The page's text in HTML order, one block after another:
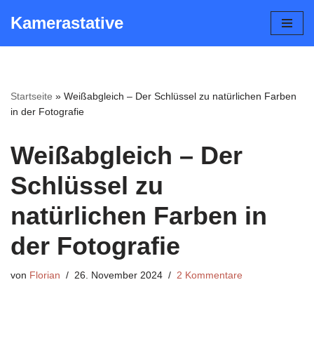
Kamerastative
Startseite » Weißabgleich – Der Schlüssel zu natürlichen Farben
in der Fotografie
Weißabgleich – Der
Schlüssel zu
natürlichen Farben in
der Fotografie
von Florian 26. November 2024 2 Kommentare